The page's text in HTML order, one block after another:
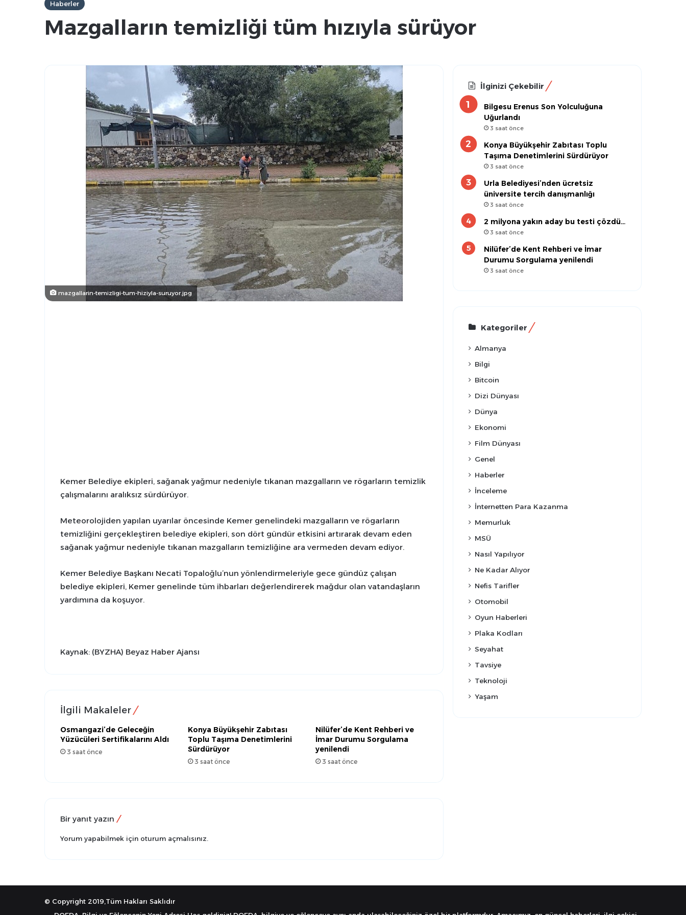
Haberler
Mazgalların temizliği tüm hızıyla sürüyor
mazgallarin-temizligi-tum-hiziyla-suruyor.jpg
Kemer Belediye ekipleri, sağanak yağmur nedeniyle tıkanan mazgalların ve rögarların temizlik
çalışmalarını aralıksız sürdürüyor.
Meteorolojiden yapılan uyarılar öncesinde Kemer genelindeki mazgalların ve rögarların
temizliğini gerçekleştiren belediye ekipleri, son dört gündür etkisini artırarak devam eden
sağanak yağmur nedeniyle tıkanan mazgalların temizliğine ara vermeden devam ediyor.
Kemer Belediye Başkanı Necati Topaloğlu’nun yönlendirmeleriyle gece gündüz çalışan
belediye ekipleri, Kemer genelinde tüm ihbarları değerlendirerek mağdur olan vatandaşların
yardımına da koşuyor.
Kaynak: (BYZHA) Beyaz Haber Ajansı
İlgili Makaleler
Osmangazi’de Geleceğin
Yüzücüleri Sertifikalarını Aldı
3 saat önce
Konya Büyükşehir Zabıtası
Toplu Taşıma Denetimlerini
Sürdürüyor
3 saat önce
Nilüfer’de Kent Rehberi ve
İmar Durumu Sorgulama
yenilendi
3 saat önce
Bir yanıt yazın
Yorum yapabilmek için oturum açmalısınız.
İlginizi Çekebilir
Bilgesu Erenus Son Yolculuğuna
Uğurlandı
3 saat önce
Konya Büyükşehir Zabıtası Toplu
Taşıma Denetimlerini Sürdürüyor
3 saat önce
Urla Belediyesi’nden ücretsiz
üniversite tercih danışmanlığı
3 saat önce
2 milyona yakın aday bu testi çözdü…
3 saat önce
Nilüfer’de Kent Rehberi ve İmar
Durumu Sorgulama yenilendi
3 saat önce
Kategoriler
Almanya
Bilgi
Bitcoin
Dizi Dünyası
Dünya
Ekonomi
Film Dünyası
Genel
Haberler
İnceleme
İnternetten Para Kazanma
Memurluk
MSÜ
Nasıl Yapılıyor
Ne Kadar Alıyor
Nefis Tarifler
Otomobil
Oyun Haberleri
Plaka Kodları
Seyahat
Tavsiye
Teknoloji
Yaşam
© Copyright 2019,Tüm Hakları Saklıdır